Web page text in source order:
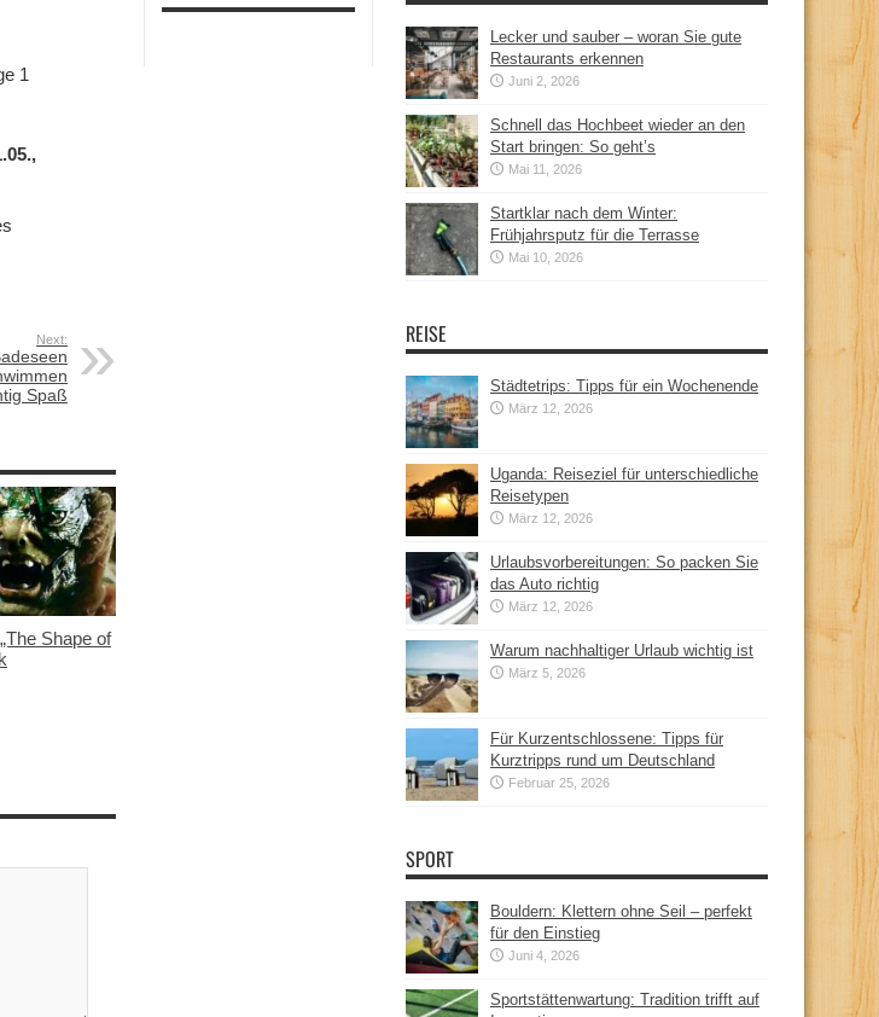
1
Next:
Spaß
Shape of
Lecker und sauber – woran Sie gute
Restaurants erkennen
Juni 2, 2026
Schnell das Hochbeet wieder an den
Start bringen: So geht’s
Mai 11, 2026
Startklar nach dem Winter:
Frühjahrsputz für die Terrasse
Mai 10, 2026
REISE
Städtetrips: Tipps für ein Wochenende
März 12, 2026
Uganda: Reiseziel für unterschiedliche
Reisetypen
März 12, 2026
Urlaubsvorbereitungen: So packen Sie
das Auto richtig
März 12, 2026
Warum nachhaltiger Urlaub wichtig ist
März 5, 2026
Für Kurzentschlossene: Tipps für
Kurztripps rund um Deutschland
Februar 25, 2026
SPORT
Bouldern: Klettern ohne Seil – perfekt
für den Einstieg
Juni 4, 2026
Sportstättenwartung: Tradition trifft auf